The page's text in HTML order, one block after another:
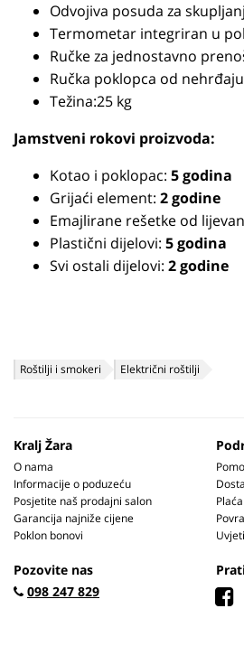
Odvojiva posuda za
Termometar integriran u
Ručke za jednostavno
Ručka poklopca od
Težina:25 kg
Jamstveni rokovi proizvoda:
Kotao i poklopac: 5 godina
Grijaći element: 2 godine
Emajlirane rešetke od
Plastični dijelovi: 5 godina
Svi ostali dijelovi: 2 godine
Roštilji i smokeri Električni roštilji
Kralj Žara
O nama
Informacije o poduzeću
Posjetite naš prodajni salon
Garancija najniže cijene
Poklon bonovi
Pozovite nas
098 247 829